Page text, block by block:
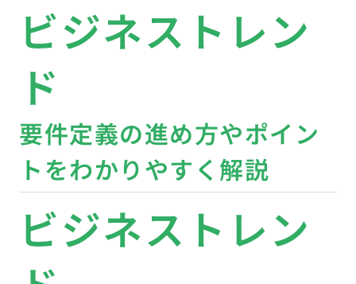
ビジネストレン
ビジネストレン
ド
要件定義の進め方やポイン
トをわかりやすく解説